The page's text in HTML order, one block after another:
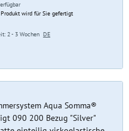
wird für Sie gefertigt
2 - 3 WochenDE
Aqua Somma®
090 200 Bezug "Silver"